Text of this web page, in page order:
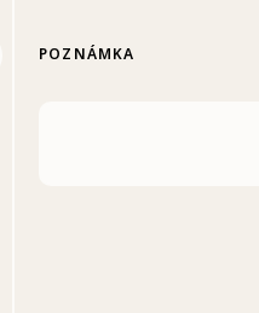
POZNÁMKA